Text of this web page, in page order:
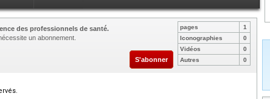
des professionnels de santé.
un abonnement.
S'abonner
pages
1
Iconographies
0
Vidéos
0
Autres
0